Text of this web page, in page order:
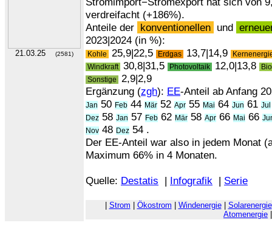
21.03.25 (2581)
verdreifacht (+186%).
Anteile der konventionellen und
2023|2024 (in %):
Kohle 25,9|22,5 Erdgas 13,7|14,9
Windkraft 30,8|31,5 Photovoltaik 12,0|13,8
Sonstige
2,9|2,9
Ergänzung (zgh): EE-Anteil ab Anfang
Jan 50 Feb 44 Mär 52 Apr 55 Mai 64 Jun 61 Jul
Dez 58 Jan 57 Feb 62 Mär 58 Apr 66 Mai 66
Nov 48 Dez 54 .
Der EE-Anteil war also in jedem Monat
Maximum 66% in 4 Monaten.
Quelle: Destatis | Infografik | Serie
Strom Ökostrom Windenergie| Solarenergie
Atomenergie